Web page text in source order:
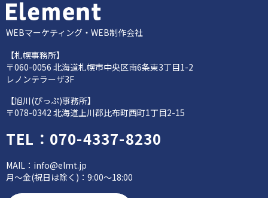
WEBマーケティング・WEB制作会社
【札幌事務所】
〒060-0056 北海道札幌市中央区南6条東3丁目1-2
レノンテラーザ3F
【旭川(ぴっぷ)事務所】
〒078-0342 北海道上川郡比布町西町1丁目2-15
TEL： 070-4337-8230
MAIL： info@elmt.jp
月～金(祝日は除く)：9:00～18:00